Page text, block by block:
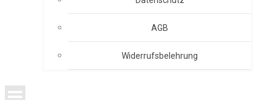
AGB
Widerrufsbelehrung